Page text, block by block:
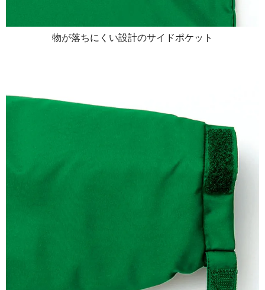
物が落ちにくい設計のサイドポケット